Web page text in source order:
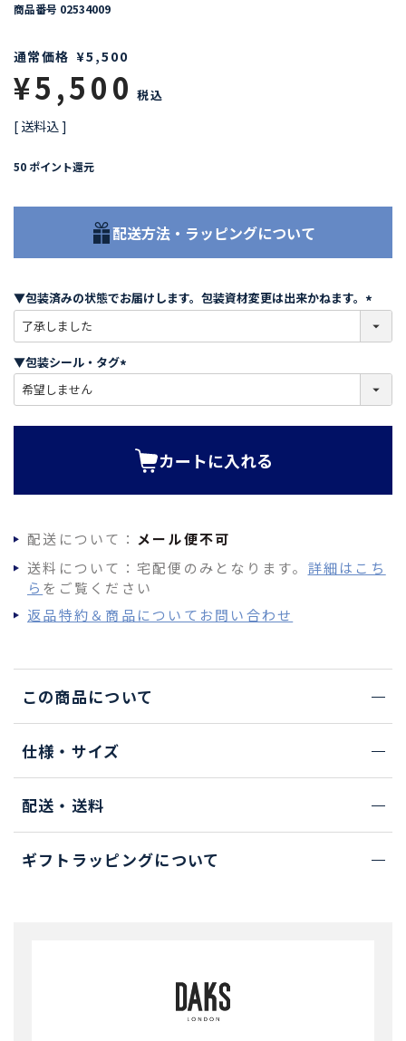
商品番号 02534009
通常価格 ¥5,500
¥5,500 税込
送料込
50 ポイント還元
配送方法・ラッピングについて
▼包装済みの状態でお届けします。包装資材変更は出来かねます。
必
)
▼包装シール・タグ
必
カートに入れる
配送について： メール便不可
送料について：宅配便のみとなります。 詳細はこち
ら をご覧ください
返品特約＆商品についてお問い合わせ
この商品について
仕様・サイズ
配送・送料
ギフトラッピングについて